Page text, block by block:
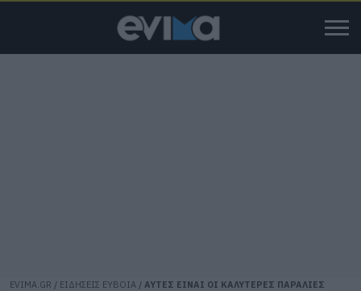
EVIMA.GR / ΕΙΔΗΣΕΙΣ ΕΥΒΟΙΑ / ΑΥΤΕΣ ΕΙΝΑΙ ΟΙ ΚΑΛΥΤΕΡΕΣ ΠΑΡΑΛΙΕΣ